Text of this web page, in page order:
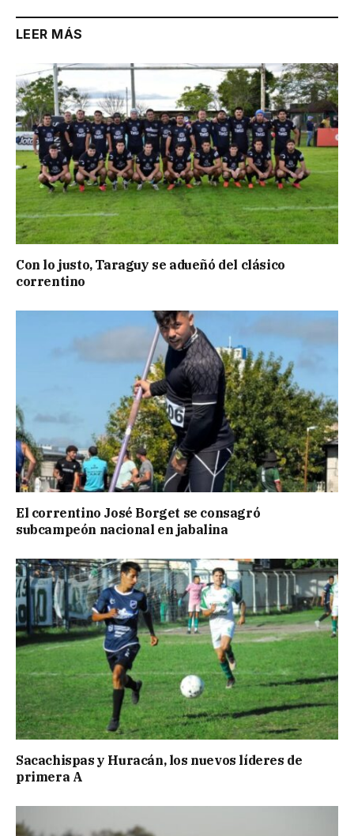
LEER MÁS
Con lo justo, Taraguy se adueñó del clásico
correntino
El correntino José Borget se consagró
subcampeón nacional en jabalina
Sacachispas y Huracán, los nuevos líderes de
primera A